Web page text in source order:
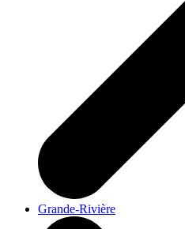
Grande-Rivière